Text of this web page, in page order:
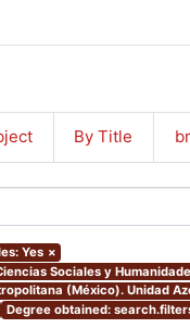
By Title
Yes ×
Sociales y
(México). Unidad
Degree obtained: